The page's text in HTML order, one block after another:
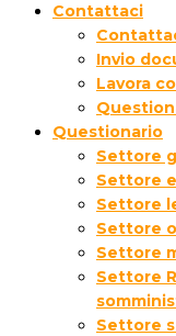
Contattaci
Invio
Lavora
Questionario
Settore
Settore
Settore
Settore
Settore
Settore
Settore